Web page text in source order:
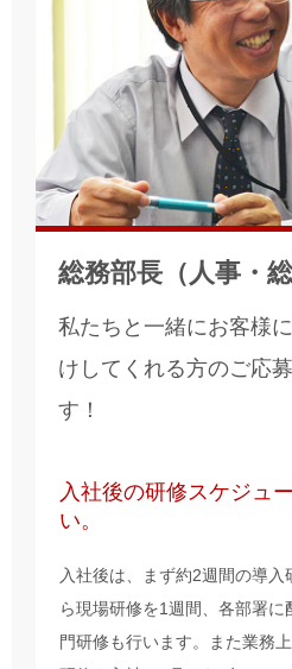
総務部長（人事・
私たちと一緒にお客様
けしてくれる方のご応
す！
入社後の研修スケジュ
い。
入社後は、まず約2週間の導
ら現場研修を1週間、各部署
門研修も行います。また業務